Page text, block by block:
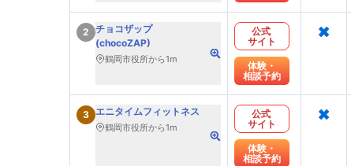
2 チョコザップ
(chocoZAP)
鶴岡市役所から1m
公式
サイト
体験・
相談予約
×
3 エニタイムフィットネス
鶴岡市役所から1m
公式
サイト
体験・
相談予約
×